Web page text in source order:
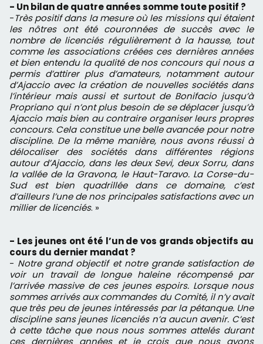
- Un bilan de quatre années somme toute positif ?
-Très positif dans la mesure où les missions qui étaient
les nôtres ont été couronnées de succès avec le
nombre de licenciés régulièrement à la hausse, tout
comme les associations créées ces dernières années
et bien entendu la qualité de nos concours qui nous a
permis d’attirer plus d’amateurs, notamment autour
d’Ajaccio avec la création de nouvelles sociétés dans
l’intérieur mais aussi et surtout de Bonifacio jusqu’à
Propriano qui n’ont plus besoin de se déplacer jusqu’à
Ajaccio mais bien au contraire organiser leurs propres
concours. Cela constitue une belle avancée pour notre
discipline. De la même manière, nous avons réussi à
délocaliser des sociétés dans différentes régions
autour d’Ajaccio, dans les deux Sevi, deux Sorru, dans
la vallée de la Gravona, le Haut-Taravo. La Corse-du-
Sud est bien quadrillée dans ce domaine, c’est
d’ailleurs l’une de nos principales satisfactions avec un
millier de licenciés. »
- Les jeunes ont été l’un de vos grands objectifs au
cours du dernier mandat ?
- Notre grand objectif et notre grande satisfaction de
voir un travail de longue haleine récompensé par
l’arrivée massive de ces jeunes espoirs. Lorsque nous
sommes arrivés aux commandes du Comité, il n’y avait
que très peu de jeunes intéressés par la pétanque. Une
discipline sans jeunes licenciés n’a aucun avenir. C’est
à cette tâche que nous nous sommes attelés durant